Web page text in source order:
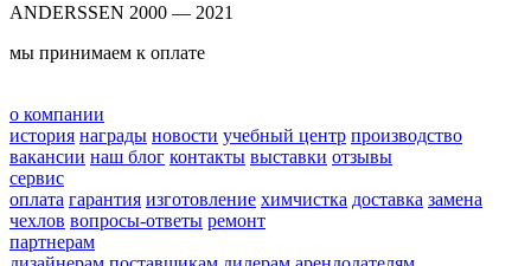
ANDERSSEN 2000 — 2021
мы принимаем к оплате
о компании
история награды новости учебный центр производство
вакансии наш блог контакты выставки отзывы
сервис
оплата гарантия изготовление химчистка доставка замена
чехлов вопросы-ответы ремонт
партнерам